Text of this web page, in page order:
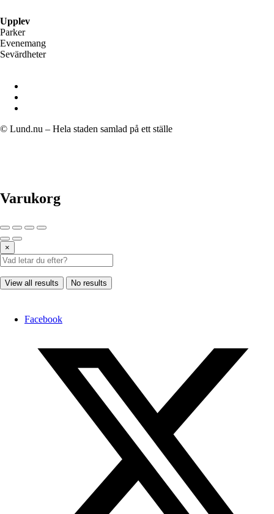
Upplev
Parker
Evenemang
Sevärdheter
© Lund.nu – Hela staden samlad på ett ställe
Varukorg
×
View all results No results
Facebook